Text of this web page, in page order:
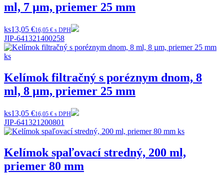
ml, 7 µm, priemer 25 mm
ks13,05 €16,05 € s DPH
JIP-641321400258
Kelímok filtračný s poréznym dnom, 8
ml, 8 µm, priemer 25 mm
ks13,05 €16,05 € s DPH
JIP-641321200801
Kelímok spaľovací stredný, 200 ml,
priemer 80 mm